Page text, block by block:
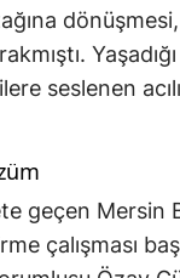
dönüşmesi,
seslenen
geçen
çalışması